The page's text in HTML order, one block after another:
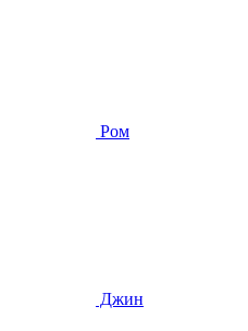
Ром
Джин